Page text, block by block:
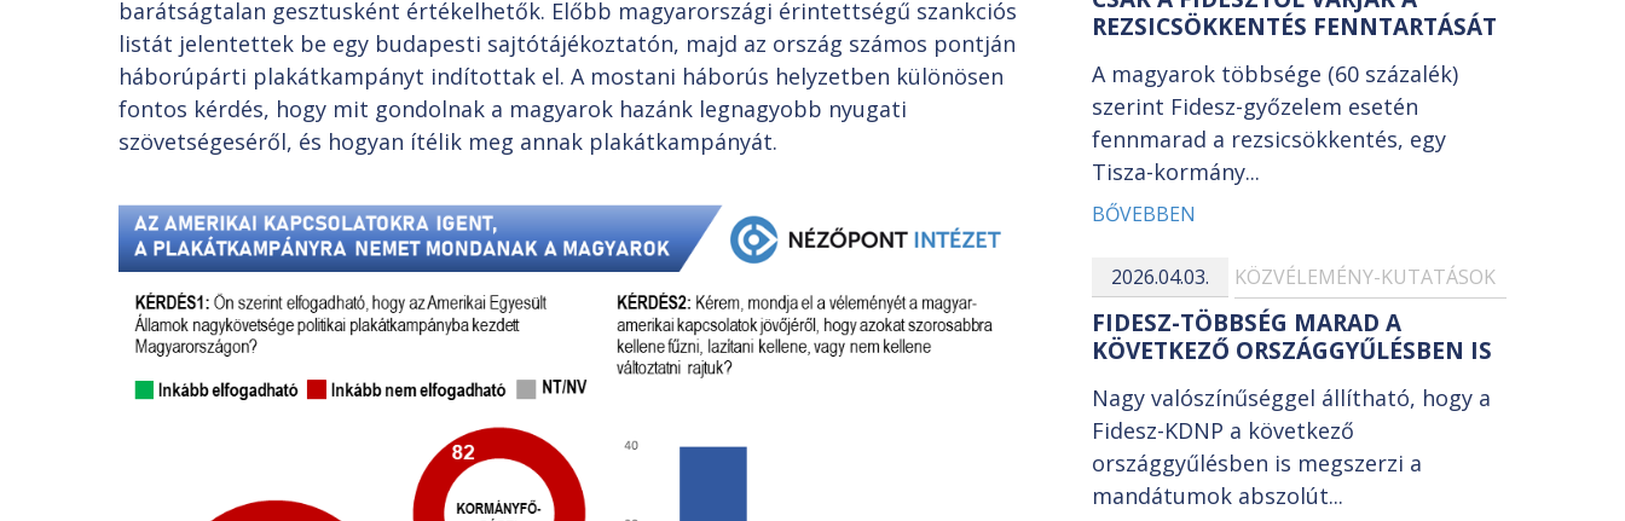
barátságtalan gesztusként értékelhetők. Előbb magyarországi érintettségű szankciós
listát jelentettek be egy budapesti sajtótájékoztatón, majd az ország számos pontján
háborúpárti plakátkampányt indítottak el. A mostani háborús helyzetben különösen
fontos kérdés, hogy mit gondolnak a magyarok hazánk legnagyobb nyugati
szövetségeséről, és hogyan ítélik meg annak plakátkampányát.
REZSICSÖKKENTÉS FENNTARTÁSÁT
A magyarok többsége (60 százalék)
szerint Fidesz-győzelem esetén
fennmarad a rezsicsökkentés, egy
Tisza-kormány...
BŐVEBBEN
2026.04.03. KÖZVÉLEMÉNY-KUTATÁSOK
FIDESZ-TÖBBSÉG MARAD A
KÖVETKEZŐ ORSZÁGGYŰLÉSBEN IS
Nagy valószínűséggel állítható, hogy a
Fidesz-KDNP a következő
országgyűlésben is megszerzi a
mandátumok abszolút...